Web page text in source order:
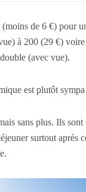
(moins de 6 €) pour
à 200 (29 €)
(avec vue).
est plutôt sympa
sans plus. Ils
surtout après